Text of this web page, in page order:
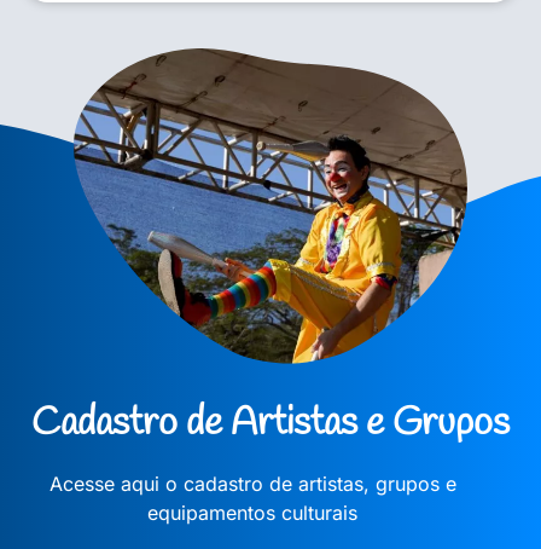
Cadastro de Artistas e Grupos
Acesse aqui o cadastro de artistas, grupos e
equipamentos culturais